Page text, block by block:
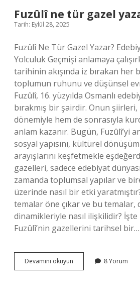
Fuzûlî ne tür gazel
Tarih: Eylül 28, 2025
Fuzûlî Ne Tür Gazel Yazar?
Yolculuk Geçmişi anlamaya
tarihinin akışında iz bırakan her
toplumun ruhunu ve düşünsel
Fuzûlî, 16. yüzyılda Osmanlı
bırakmış bir şairdir. Onun
dönemiyle hem de sonrasıyla
anlam kazanır. Bugün, Fuzûlî’yi
sosyal yapısını, kültürel
arayışlarını keşfetmekle
gazelleri, sadece edebiyat
zamanda toplumsal yapılar ve
üzerinde nasıl bir etki
temalar öne çıkar ve bu
dinamikleriyle nasıl ilişkilidir? İşte
Fuzûlî’nin gazellerini tarihsel bir…
Devamını okuyun
ne
8 Yorum